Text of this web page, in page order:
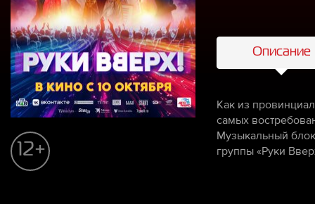
12+
Описание
Как из
самых
Музыкальный
группы «Руки